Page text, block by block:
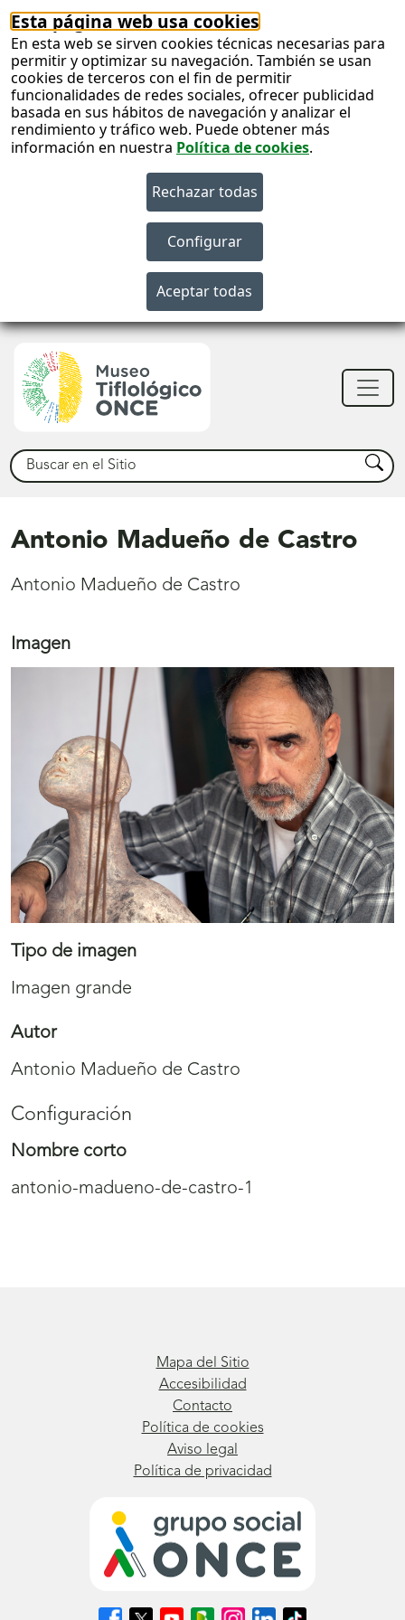
Esta página web usa cookies
En esta web se sirven cookies técnicas necesarias para
permitir y optimizar su navegación. También se usan
cookies de terceros con el fin de permitir
funcionalidades de redes sociales, ofrecer publicidad
basada en sus hábitos de navegación y analizar el
rendimiento y tráfico web. Puede obtener más
información en nuestra Política de cookies.
Buscar Buscar
Antonio Madueño de Castro
Antonio Madueño de Castro
Imagen
Tipo de imagen
Imagen grande
Autor
Antonio Madueño de Castro
Configuración
Nombre corto
antonio-madueno-de-castro-1
Mapa del Sitio
Accesibilidad
Contacto
Política de cookies
Aviso legal
Política de privacidad
SíguenosSíguenosSíguenosSíguenosSíguenosSíguenosSíguenos